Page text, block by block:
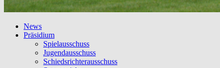
News
Präsidium
Spielausschuss
Jugendausschuss
Schiedsrichterausschuss